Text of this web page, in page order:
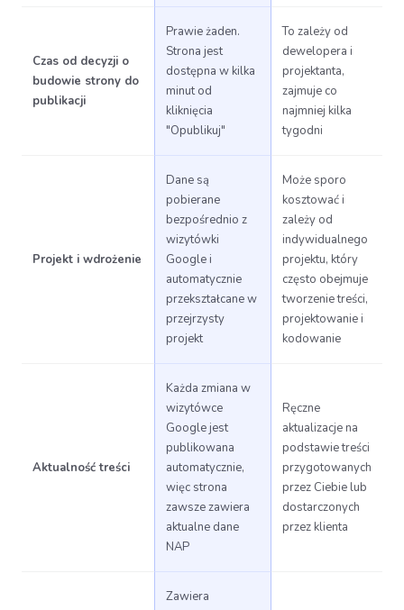
Czas od decyzji o
budowie strony do
publikacji
Prawie żaden.
Strona jest
dostępna w kilka
minut od
kliknięcia
"Opublikuj"
To zależy od
dewelopera i
projektanta,
zajmuje co
najmniej kilka
tygodni
Projekt i wdrożenie
Dane są
pobierane
bezpośrednio z
wizytówki
Google i
automatycznie
przekształcane w
przejrzysty
projekt
Może sporo
kosztować i
zależy od
indywidualnego
projektu, który
często obejmuje
tworzenie treści,
projektowanie i
kodowanie
Aktualność treści
Każda zmiana w
wizytówce
Google jest
publikowana
automatycznie,
więc strona
zawsze zawiera
aktualne dane
NAP
Ręczne
aktualizacje na
podstawie treści
przygotowanych
przez Ciebie lub
dostarczonych
przez klienta
Zawiera